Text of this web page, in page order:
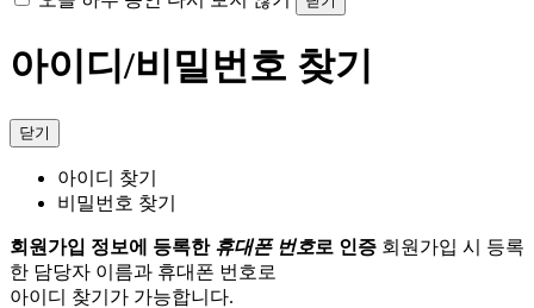
아이디/비밀번호 찾기
닫기
아이디 찾기
비밀번호 찾기
회원가입 정보에 등록한 휴대폰 번호로 인증 회원가입 시 등록
한 담당자 이름과 휴대폰 번호로
아이디 찾기가 가능합니다.